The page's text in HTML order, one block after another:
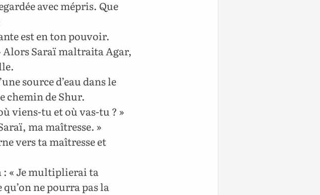
avec mépris. Que
est en ton pouvoir.
Saraï maltraita Agar,
source d’eau dans le
chemin de Shur.
viens-tu et où vas-tu ? »
ma maîtresse. »
vers ta maîtresse et
: « Je multiplierai ta
ne pourra pas la